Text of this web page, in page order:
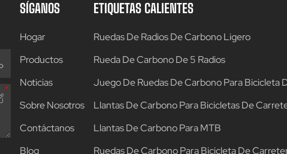
SÍGANOS
Hogar
Productos
Noticias
Sobre Nosotros
Contáctanos
Blog
ETIQUETAS CALIENTES
Ruedas De Radios De Carbono Ligero
Rueda De Carbono De 5 Radios
Juego De Ruedas De Carbono Para Bicicleta
Llantas De Carbono Para Bicicletas De
Llantas De Carbono Para MTB
Ruedas De Carbono Para Bicicleta De